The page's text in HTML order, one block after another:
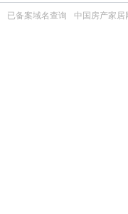
已备案域名查询 中国房产家居